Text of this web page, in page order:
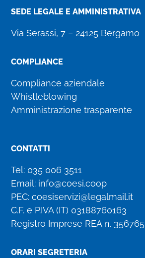
SEDE LEGALE E AMMINISTRATIVA
Via Serassi, 7 – 24125 Bergamo
COMPLIANCE
Compliance aziendale
Whistleblowing
Amministrazione trasparente
CONTATTI
Tel: 035 006 3511
Email: info@coesi.coop
PEC:coesiservizi@legalmail.it
C.F. e P.IVA (IT) 03188760163
Registro Imprese REA n. 356765
ORARI SEGRETERIA